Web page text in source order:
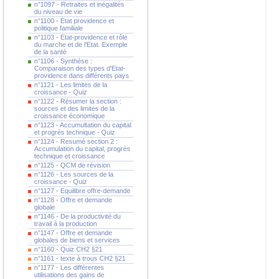
n°1097 - Retraites et inégalités
du niveau de vie
n°1100 - Etat providence et
politique familiale
n°1103 - Etat-providence et rôle
du marche et de l'Etat. Exemple
de la santé
n°1106 - Synthèse :
Comparaison des types d'Etat-
providence dans différents pays
n°1121 - Les limites de la
croissance - Quiz
n°1122 - Résumer la section :
sources et des limites de la
croissance économique
n°1123 - Accumultation du capital
et progrès technique - Quiz
n°1124 - Resumé section 2 :
Accumulation du capital, progrès
technique et croissance
n°1125 - QCM de révision
n°1126 - Les sources de la
croissance - Quiz
n°1127 - Equilibre offre-demande
n°1128 - Offre et demande
globale
n°1146 - De la productivité du
travail à la production
n°1147 - Offre et demande
globales de biens et services
n°1160 - Quiz CH2 §21
n°1161 - texte à trous CH2 §21
n°1177 - Les différentes
utilisations des gains de